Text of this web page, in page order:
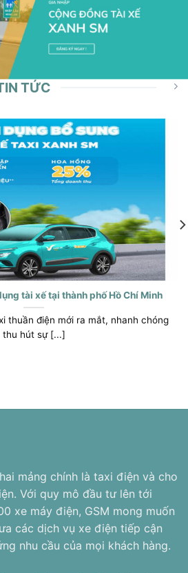
TỨC
tài xế tại thành phố Hồ Chí Minh
thuần điện mới ra mắt, nhanh chóng
thu hút sự [...]
mảng chính là taxi điện và cho
Với quy mô đầu tư lên tới
xe máy điện, GSM mong muốn
các dịch vụ xe điện tiếp cận
nhu cầu của mọi khách hàng.